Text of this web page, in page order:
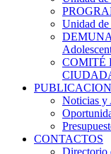
Unidad de
COMITÉ
Noticias y
CONTACTOS